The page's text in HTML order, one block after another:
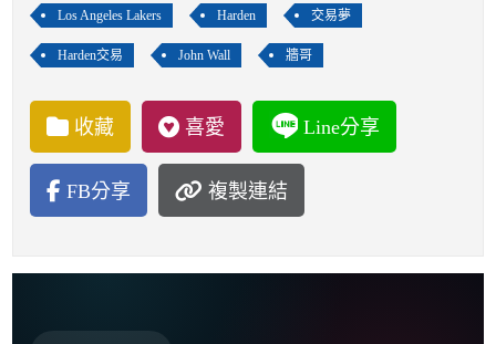
Los Angeles Lakers Harden 交易夢
Harden交易 John Wall 牆哥
收藏 喜愛 Line分享
FB分享 複製連結